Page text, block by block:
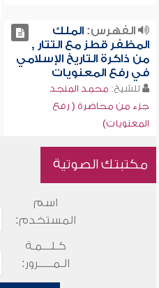
الفهرس:الملك
المظفر قطز مع التتار ,
من ذاكرة التاريخ الإسلامي
في رفع المعنويات
للشيخ: محمد المنجد
جزء من محاضرة ( رفع
المعنويات)
مكتبتك الصوتية
اسم
المستخدم:
كـلـــمـة
الـمـــــرور: